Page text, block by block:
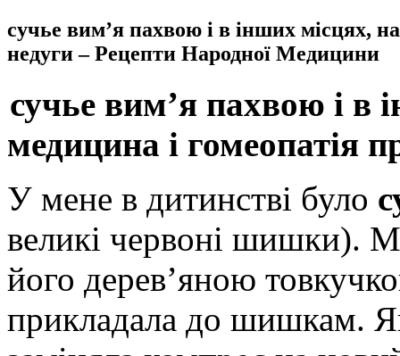
сучье вим’я пахвою і в інших місцях,
недуги – Рецепти Народної Медицини
сучье вим’я пахвою і в
медицина і гомеопатія
У мене в дитинстві було
великі червоні шишки).
його дерев’яною
прикладала до шишкам.